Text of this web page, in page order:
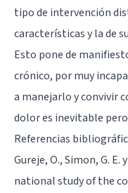
tipo de intervención
características y la de
Esto pone de
crónico, por muy
a manejarlo y convivir
dolor es inevitable
Referencias
Gureje, O., Simon, G. E.
national study of the